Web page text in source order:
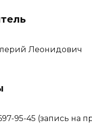
Леонидович
95-45 (запись на